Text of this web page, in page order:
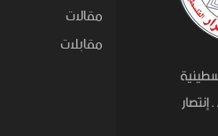
مقالات
مقابلات